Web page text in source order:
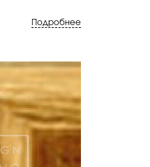
Подробнее